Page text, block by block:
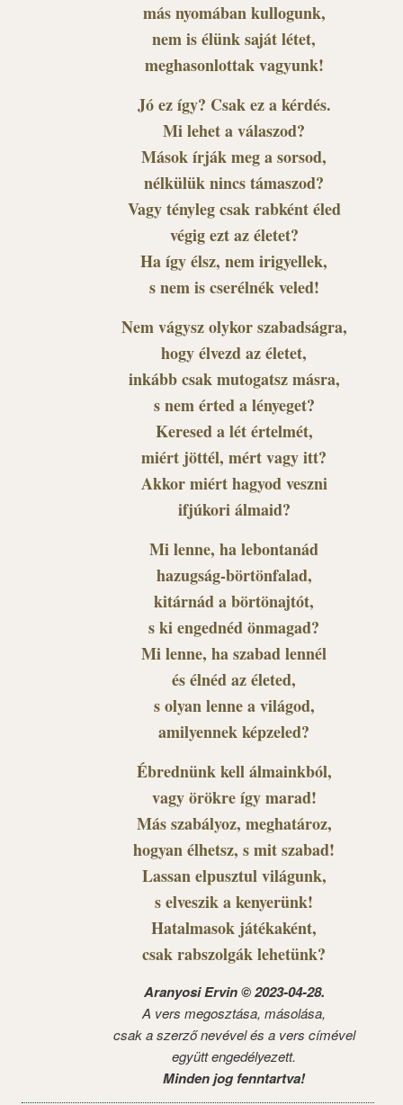
más nyomában kullogunk,
nem is élünk saját létet,
meghasonlottak vagyunk!
Jó ez így? Csak ez a kérdés.
Mi lehet a válaszod?
Mások írják meg a sorsod,
nélkülük nincs támaszod?
Vagy tényleg csak rabként éled
végig ezt az életet?
Ha így élsz, nem irigyellek,
s nem is cserélnék veled!
Nem vágysz olykor szabadságra,
hogy élvezd az életet,
inkább csak mutogatsz másra,
s nem érted a lényeget?
Keresed a lét értelmét,
miért jöttél, mért vagy itt?
Akkor miért hagyod veszni
ifjúkori álmaid?
Mi lenne, ha lebontanád
hazugság-börtönfalad,
kitárnád a börtönajtót,
s ki engednéd önmagad?
Mi lenne, ha szabad lennél
és élnéd az életed,
s olyan lenne a világod,
amilyennek képzeled?
Ébrednünk kell álmainkból,
vagy örökre így marad!
Más szabályoz, meghatároz,
hogyan élhetsz, s mit szabad!
Lassan elpusztul világunk,
s elveszik a kenyerünk!
Hatalmasok játékaként,
csak rabszolgák lehetünk?
Aranyosi Ervin © 2023-04-28.
A vers megosztása, másolása,
csak a szerző nevével és a vers címével
együtt engedélyezett.
Minden jog fenntartva!